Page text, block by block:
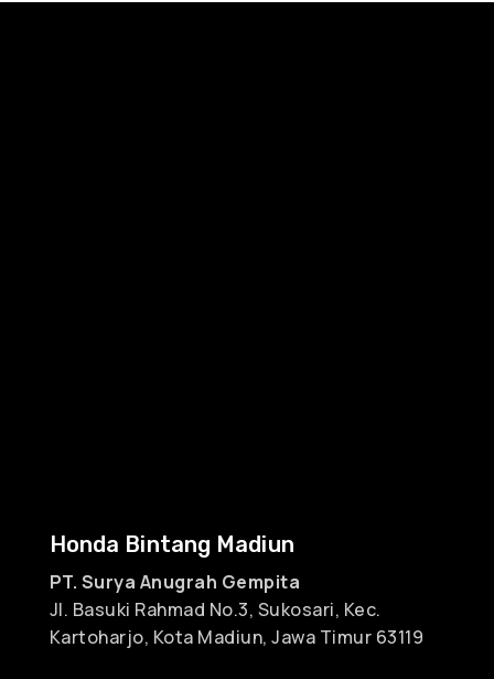
Honda Bintang Madiun
PT. Surya Anugrah Gempita
Jl. Basuki Rahmad No.3, Sukosari, Kec.
Kartoharjo, Kota Madiun, Jawa Timur 63119